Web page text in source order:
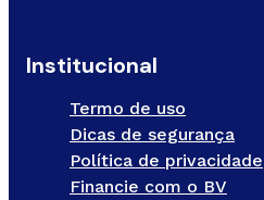
Institucional
Termo de uso
Dicas de segurança
Política de privacidade
Financie com o BV